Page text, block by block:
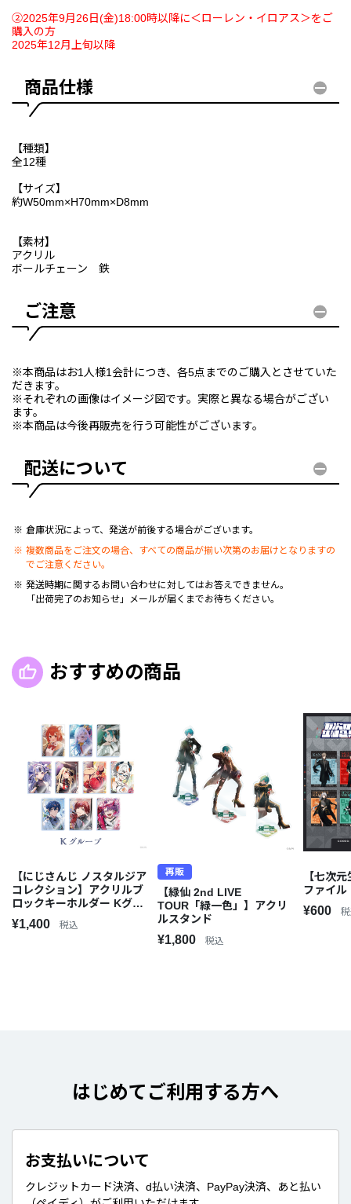
②2025年9月26日(金)18:00時以降に＜ローレン・イロアス＞をご
購入の方
2025年12月上旬以降
商品仕様
【種類】
全12種
【サイズ】
約W50mm×H70mm×D8mm
【素材】
アクリル
ボールチェーン 鉄
ご注意
※本商品はお1人様1会計につき、各5点までのご購入とさせていた
だきます。
※それぞれの画像はイメージ図です。実際と異なる場合がござい
ます。
※本商品は今後再販売を行う可能性がございます。
配送について
倉庫状況によって、発送が前後する場合がございます。
複数商品をご注文の場合、すべての商品が揃い次第のお届けとなりますの
でご注意ください。
発送時期に関するお問い合わせに対してはお答えできません。
「出荷完了のお知らせ」メールが届くまでお待ちください。
おすすめの商品
【にじさんじ ノスタルジア
コレクション】アクリルブ
ロックキーホルダー Kグル
ープ
¥1,400 税込
再販
【緑仙 2nd LIVE
TOUR「緑一色」】アクリ
ルスタンド
¥1,800 税込
【七次
ファイル
¥600
はじめてご利用する方へ
お支払いについて
クレジットカード決済、d払い決済、PayPay決済、あと払い